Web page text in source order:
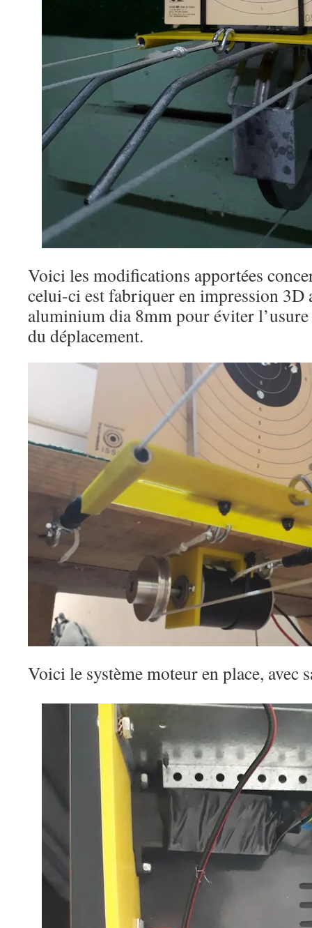
Voici les modifications apportées
celui-ci est fabriquer en impression 3D
aluminium dia 8mm pour éviter
du déplacement.
Voici le système moteur en place, avec